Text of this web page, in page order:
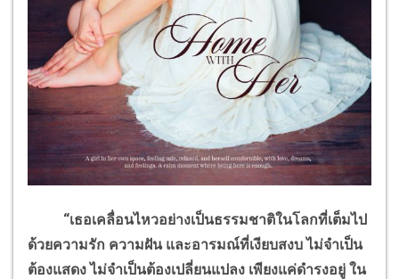
“เธอเคลื่อนไหวอย่างเป็นธรรมชาติในโลกที่เต็มไป
ด้วยความรัก ความฝัน และอารมณ์ที่เงียบสงบ ไม่จำเป็น
ต้องแสดง ไม่จำเป็นต้องเปลี่ยนแปลง เพียงแค่ดำรงอยู่ ใน